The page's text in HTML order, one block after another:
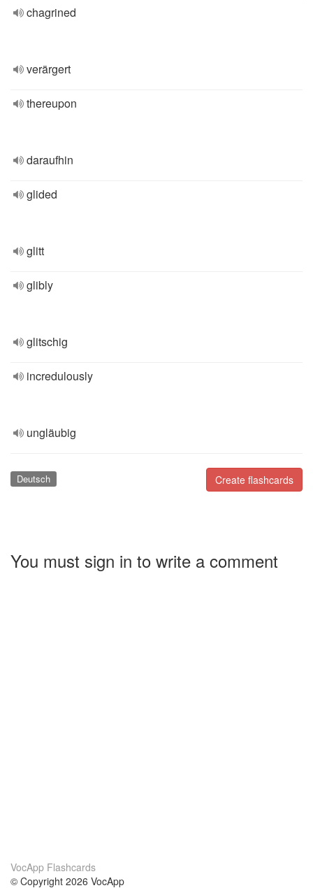
chagrined
verärgert
thereupon
daraufhin
glided
glitt
glibly
glitschig
incredulously
ungläubig
Create flashcards
Deutsch
You must sign in to write a comment
VocApp Flashcards
© Copyright 2026 VocApp